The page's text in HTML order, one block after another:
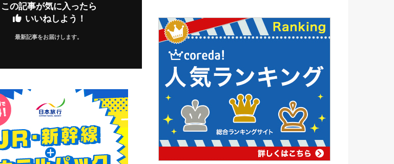
この記事が気に入ったら
いいねしよう！
最新記事をお届けします。